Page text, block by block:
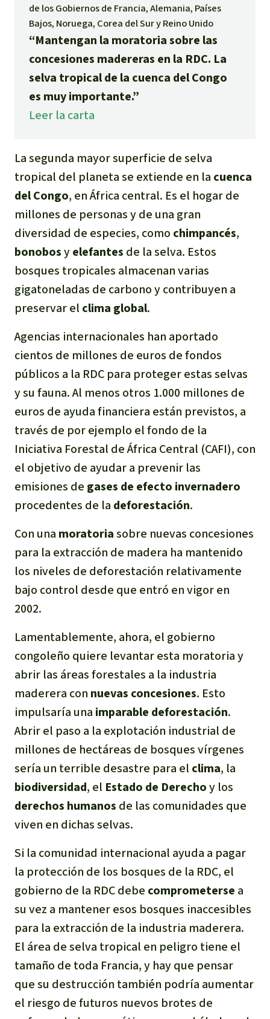
Agrotoxicos
Aceite de palma
REDD
Landgrabbing
Para niñas y niños
Defensoras y Defensores
de los Gobiernos de Francia, Alemania, Países
Bajos, Noruega, Corea del Sur y Reino Unido
“Mantengan la moratoria sobre las
concesiones madereras en la RDC. La
selva tropical de la cuenca del Congo
es muy importante.”
Leer la carta
La segunda mayor superficie de selva
tropical del planeta se extiende en la cuenca
del Congo, en África central. Es el hogar de
millones de personas y de una gran
diversidad de especies, como chimpancés,
bonobosyelefantes de la selva. Estos
bosques tropicales almacenan varias
gigatoneladas de carbono y contribuyen a
preservar el clima global.
Agencias internacionales han aportado
cientos de millones de euros de fondos
públicos a la RDC para proteger estas selvas
y su fauna. Al menos otros 1.000 millones de
euros de ayuda financiera están previstos, a
través de por ejemplo el fondo de la
Iniciativa Forestal de África Central (CAFI), con
el objetivo de ayudar a prevenir las
emisiones de gases de efecto invernadero
procedentes de la deforestación.
Con una moratoriasobre nuevas concesiones
para la extracción de madera ha mantenido
los niveles de deforestación relativamente
bajo control desde que entró en vigor en
2002.
Lamentablemente, ahora, el gobierno
congoleño quiere levantar esta moratoria y
abrir las áreas forestales a la industria
maderera con nuevas concesiones. Esto
impulsaría una imparable deforestación.
Abrir el paso a la explotación industrial de
millones de hectáreas de bosques vírgenes
sería un terrible desastre para el clima, la
biodiversidad, el Estado de Derechoy los
derechos humanos de las comunidades que
viven en dichas selvas.
Si la comunidad internacional ayuda a pagar
la protección de los bosques de la RDC, el
gobierno de la RDC debe comprometerse a
su vez a mantener esos bosques inaccesibles
para la extracción de la industria maderera.
El área de selva tropical en peligro tiene el
tamaño de toda Francia, y hay que pensar
que su destrucción también podría aumentar
el riesgo de futuros nuevos brotes de